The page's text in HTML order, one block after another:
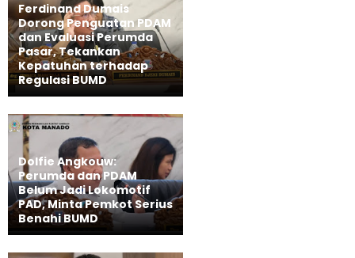
Ferdinand Dumais
Dorong Penguatan PDAM
dan Evaluasi Perumda
Pasar, Tekankan
Kepatuhan terhadap
Regulasi BUMD
Dolfie Angkouw:
Perumda dan PDAM
Belum Jadi Lokomotif
PAD, Minta Pemkot Serius
Benahi BUMD